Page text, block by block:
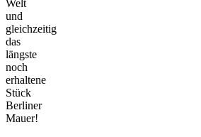
Welt
und
gleichzeitig
das
längste
noch
erhaltene
Stück
Berliner
Mauer!